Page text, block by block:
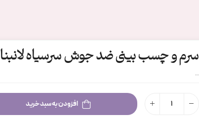
سرم و چسب بینی ضد جوش سرسیاه لانبنا
..
افزودن به سبد خرید